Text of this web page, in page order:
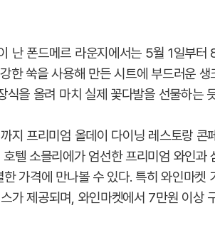
난 폰드메르 라운지에서는 5월 1일부터
한 쑥을 사용해 만든 시트에 부드러운
식을 올려 마치 실제 꽃다발을 선물하는
지 프리미엄 올데이 다이닝 레스토랑 콘
텔 소믈리에가 엄선한 프리미엄 와인과
가격에 만나볼 수 있다. 특히 와인마켓
가 제공되며, 와인마켓에서 7만원 이상